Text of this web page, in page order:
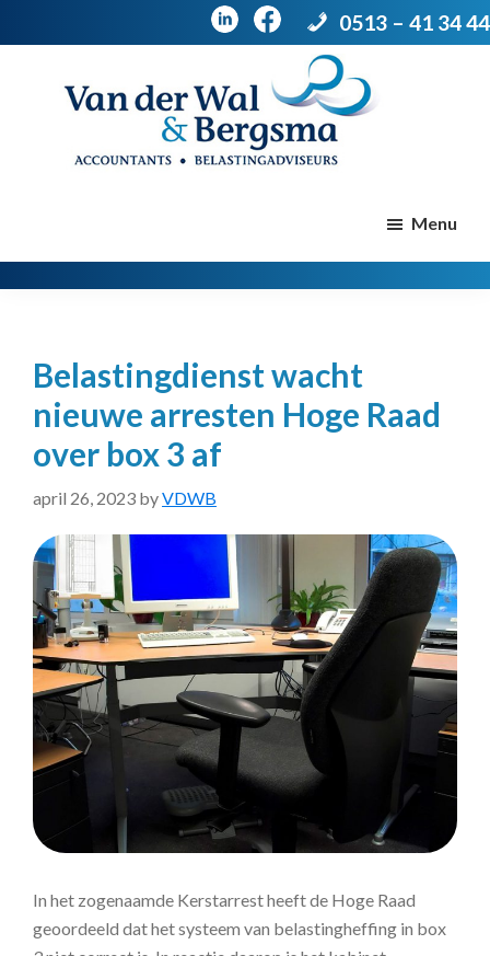
0513 – 41 34 44
Menu
Belastingdienst wacht
nieuwe arresten Hoge Raad
over box 3 af
april 26, 2023 byVDWB
In het zogenaamde Kerstarrest heeft de Hoge Raad
geoordeeld dat het systeem van belastingheffing in box